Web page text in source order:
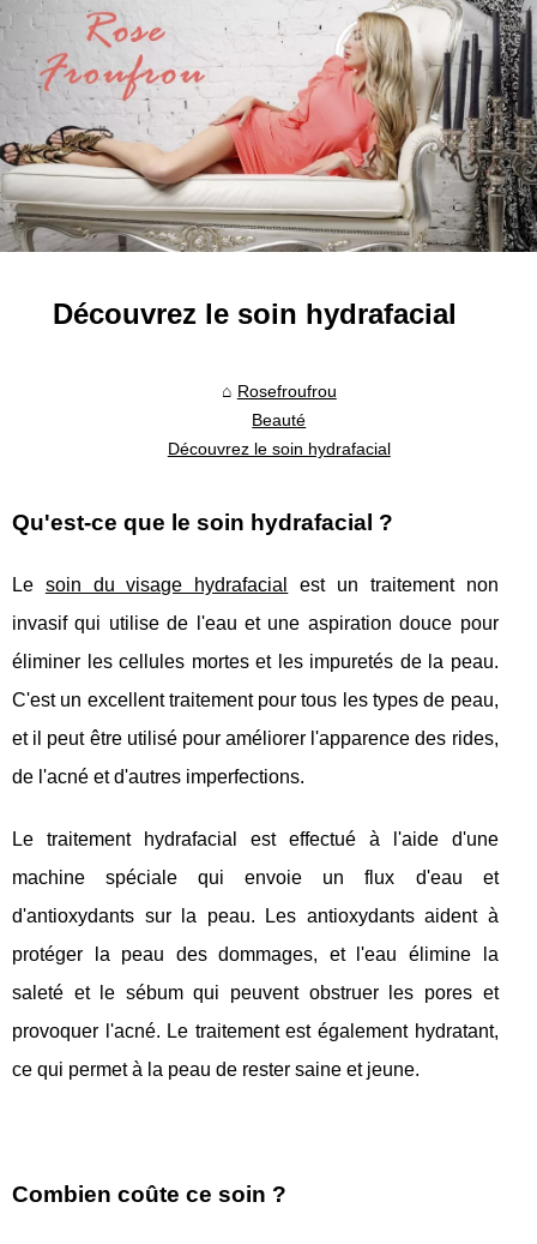
Découvrez le soin hydrafacial
Rosefroufrou
Beauté
Découvrez le soin hydrafacial
Qu'est-ce que le soin hydrafacial ?
Le soin du visage hydrafacial
est un traitement non
invasif qui utilise de l'eau et une aspiration douce pour
éliminer les cellules mortes et les impuretés de la peau.
C'est un excellent traitement pour tous les types de peau,
et il peut être utilisé pour améliorer l'apparence des rides,
de l'acné et d'autres imperfections.
Le traitement hydrafacial est effectué à l'aide d'une
machine spéciale qui envoie un flux d'eau et
d'antioxydants sur la peau. Les antioxydants aident à
protéger la peau des dommages, et l'eau élimine la
saleté et le sébum qui peuvent obstruer les pores et
provoquer l'acné. Le traitement est également hydratant,
ce qui permet à la peau de rester saine et jeune.
Combien coûte ce soin ?